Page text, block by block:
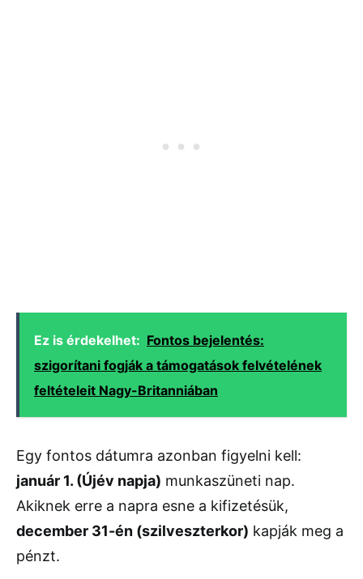
Ez is érdekelhet: Fontos bejelentés:
szigorítani fogják a támogatások felvételének
feltételeit Nagy-Britanniában
Egy fontos dátumra azonban figyelni kell:
január 1. (Újév napja) munkaszüneti nap.
Akiknek erre a napra esne a kifizetésük,
december 31-én (szilveszterkor) kapják meg a
pénzt.